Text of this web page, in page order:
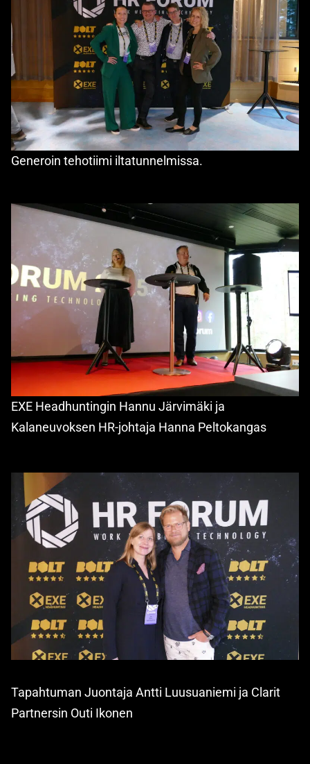
Generoin tehotiimi iltatunnelmissa.
EXE Headhuntingin Hannu Järvimäki ja
Kalaneuvoksen HR-johtaja Hanna Peltokangas
Tapahtuman Juontaja Antti Luusuaniemi ja Clarit
Partnersin Outi Ikonen